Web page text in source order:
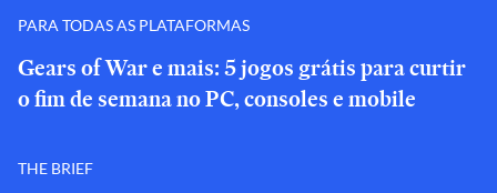
PARA TODAS AS PLATAFORMAS
Gears of War e mais: 5 jogos grátis para curtir
o fim de semana no PC, consoles e mobile
THE BRIEF